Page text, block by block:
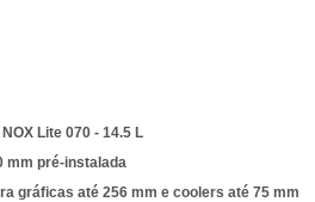
Lite 070 - 14.5 L
mm pré-instalada
gráficas até 256 mm e coolers até 75 mm